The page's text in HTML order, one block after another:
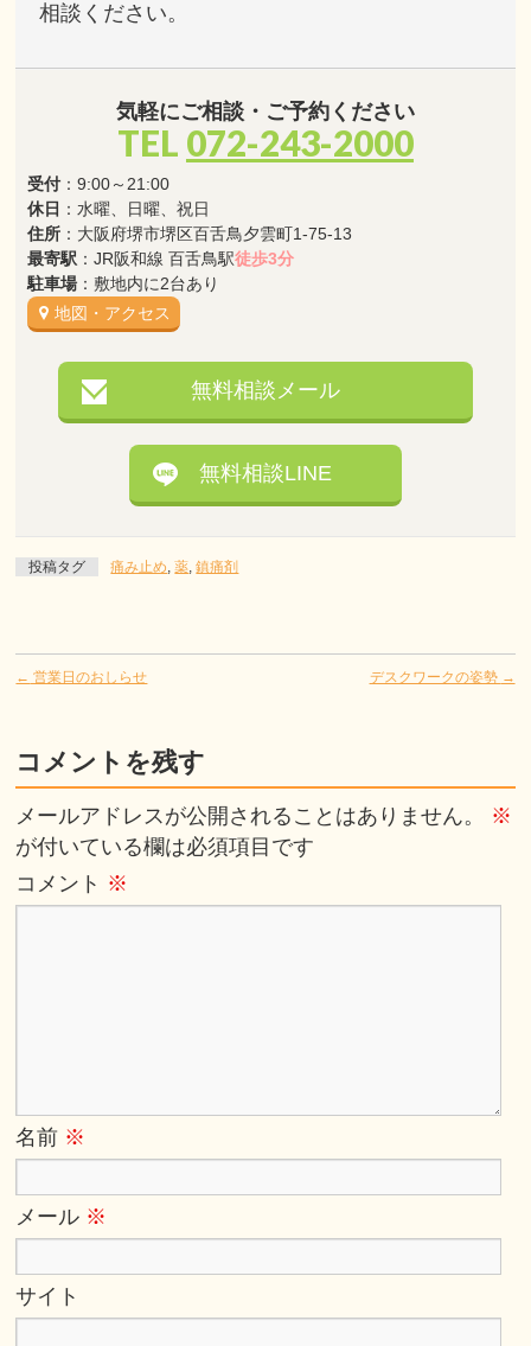
相談ください。
気軽にご相談・ご予約ください
TEL 072-243-2000
受付 ：9:00～21:00
休日 ：水曜、日曜、祝日
住所 ：大阪府堺市堺区百舌鳥夕雲町1-75-13
最寄駅 ：JR阪和線 百舌鳥駅徒歩3分
駐車場 ：敷地内に2台あり
地図・アクセス
無料相談メール
無料相談LINE
投稿タグ 痛み止め,薬,鎮痛剤
← 営業日のおしらせ デスクワークの姿勢 →
コメントを残す
メールアドレスが公開されることはありません。
※
が付いている欄は必須項目です
コメント ※
名前 ※
メール ※
サイト